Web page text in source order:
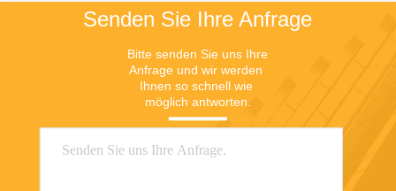
Senden Sie Ihre Anfrage
Bitte senden Sie uns Ihre
Anfrage und wir werden
Ihnen so schnell wie
möglich antworten.